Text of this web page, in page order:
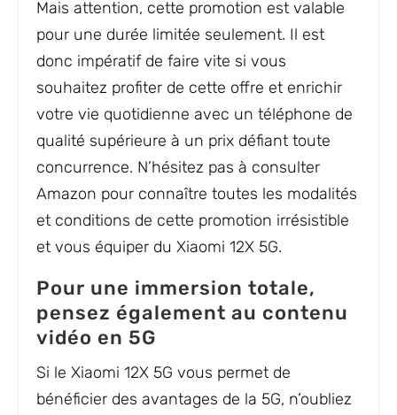
Mais attention, cette promotion est valable
pour une durée limitée seulement. Il est
donc impératif de faire vite si vous
souhaitez profiter de cette offre et enrichir
votre vie quotidienne avec un téléphone de
qualité supérieure à un prix défiant toute
concurrence. N’hésitez pas à consulter
Amazon pour connaître toutes les modalités
et conditions de cette promotion irrésistible
et vous équiper du Xiaomi 12X 5G.
Pour une immersion totale,
pensez également au contenu
vidéo en 5G
Si le Xiaomi 12X 5G vous permet de
bénéficier des avantages de la 5G, n’oubliez